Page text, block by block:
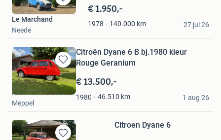
Bewaren
in
€ 1.950,-
1978 140.000 km
Le Marchand
Neede
27 jul 26
Bewaren
in
Mijn
Favorieten
Citroën Dyane 6 B bj.1980 kleur
Rouge Geranium
€ 13.500,-
1980 46.510 km
Hoeksma
Meppel
1 aug 26
Citroen Dyane 6